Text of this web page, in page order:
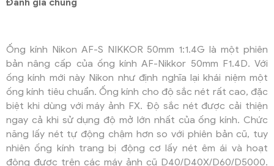
Đánh giá chung
Ống kính Nikon AF-S NIKKOR 50mm 1:1.4G là một phiên
bản nâng cấp của ống kính AF-Nikkor 50mm F1.4D. Với
ống kính mới này Nikon như định nghĩa lại khái niệm một
ống kính tiêu chuẩn. Ống kính cho độ sắc nét rất cao, đặc
biệt khi dùng với máy ảnh FX. Độ sắc nét được cải thiện
ngay cả khi sử dụng độ mở lớn nhất của ống kính. Chức
năng lấy nét tự động chậm hơn so với phiên bản cũ, tuy
nhiên ống kính trang bị động cơ lấy nét êm ái và hoạt
động được trên các máy ảnh cũ D40/D40X/D60/D5000.